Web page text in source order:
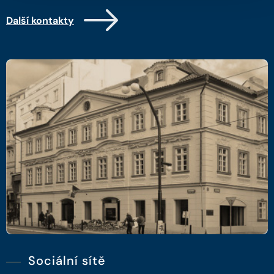
Další kontakty
Sociální sítě